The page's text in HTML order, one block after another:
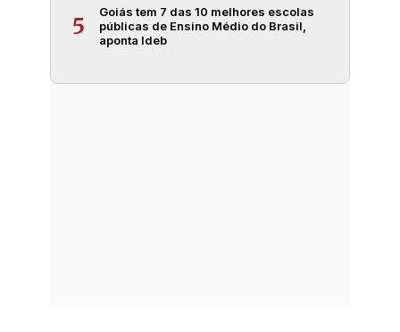
5
Goiás tem 7 das 10 melhores escolas
públicas de Ensino Médio do Brasil,
aponta Ideb